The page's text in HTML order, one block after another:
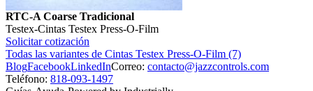
RTC-A Coarse Tradicional
Testex-Cintas Testex Press-O-Film
Solicitar cotización
Todas las variantes de Cintas Testex Press-O-Film (7)
BlogFacebookLinkedInCorreo: contacto@jazzcontrols.com
Teléfono: 818-093-1497